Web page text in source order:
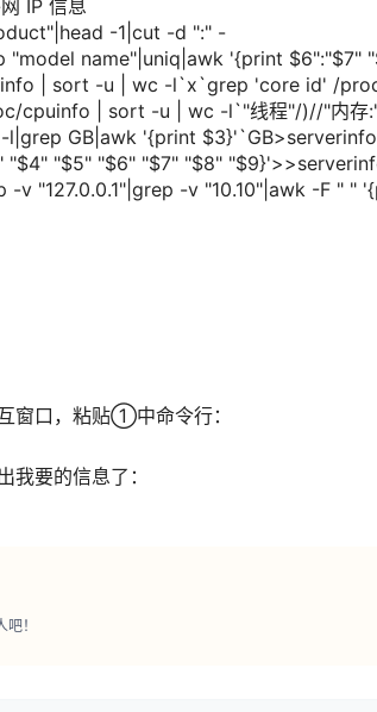
IP 信息
-1|cut -d ":" -
name"|uniq|awk '{print $6":"$7"
| sort -u | wc -l`x`grep 'core id' /
cpuinfo | sort -u | wc -l`"线程"/)//"内
l|grep GB|awk '{print $3}'`GB>serverinfo
"$4" "$5" "$6" "$7" "$8"
v "127.0.0.1"|grep -v "10.10"|awk -F " " '{
窗口，粘贴①中命令行：
要的信息了：
！